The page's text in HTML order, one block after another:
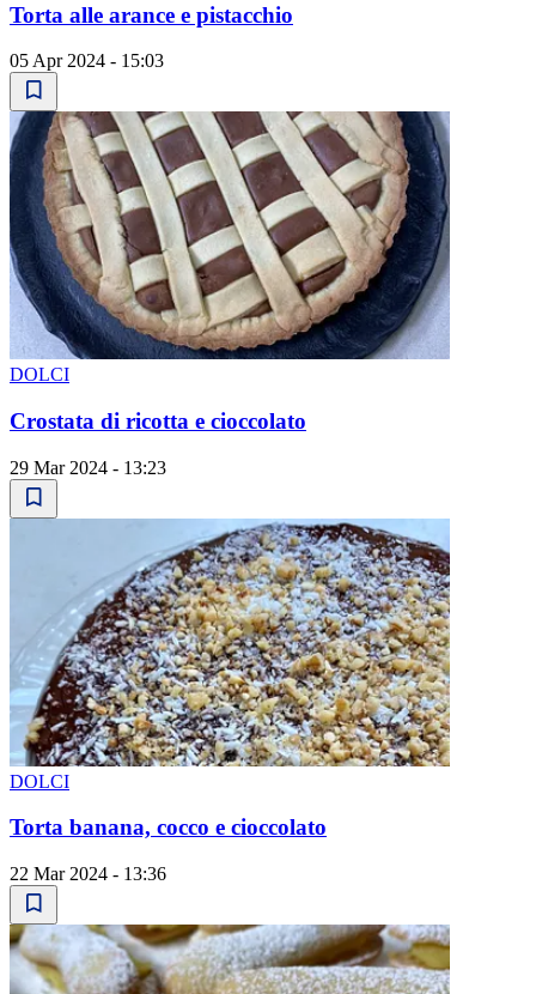
Torta alle arance e pistacchio
05 Apr 2024 - 15:03
DOLCI
Crostata di ricotta e cioccolato
29 Mar 2024 - 13:23
DOLCI
Torta banana, cocco e cioccolato
22 Mar 2024 - 13:36